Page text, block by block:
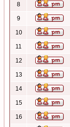
8
9
10
11
12
13
14
15
16